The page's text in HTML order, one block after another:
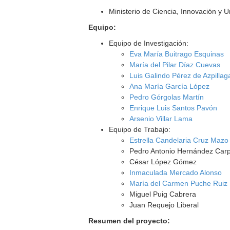
Ministerio de Ciencia, Innovación y
Equipo:
Equipo de Investigación:
Eva María Buitrago Esquinas
María del Pilar Díaz Cuevas
Luis Galindo Pérez de
Ana María García López
Pedro Górgolas Martín
Enrique Luis Santos Pavón
Arsenio Villar Lama
Equipo de Trabajo:
Estrella Candelaria Cruz Mazo
Pedro Antonio Hernández
César López Gómez
Inmaculada Mercado Alonso
María del Carmen Puche Ruiz
Miguel Puig Cabrera
Juan Requejo Liberal
Resumen del proyecto: